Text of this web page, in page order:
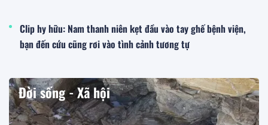
Clip hy hữu: Nam thanh niên kẹt đầu vào tay ghế bệnh viện,
bạn đến cứu cũng rơi vào tình cảnh tương tự
Đời sống - Xã hội